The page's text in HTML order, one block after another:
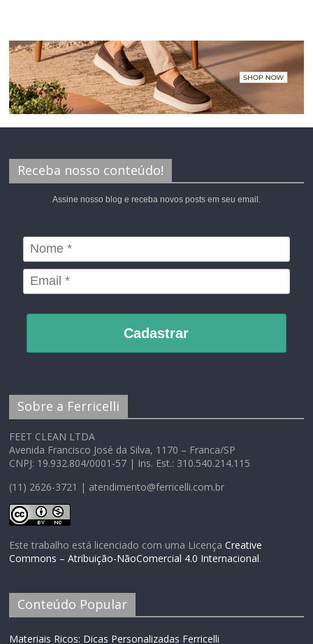
Receba nosso conteúdo!
Assine nosso blog e receba novos posts em seu email.
Cadastrar
Sobre a Ferricelli
FEET CLEAN LTDA
Avenida Francisco José da Silva, 1170 – Franca/SP
CNPJ: 19.932.804/0001-57 | Ins. Est.: 310.540.214.115
(11) 2626-3721 | atendimento@ferricelli.com.br
Este trabalho está licenciado com uma LicençaCreative
Commons – Atribuição-NãoComercial 4.0 Internacional.
Conteúdo Popular
Materiais Ricos: Dicas Personalizadas Ferricelli